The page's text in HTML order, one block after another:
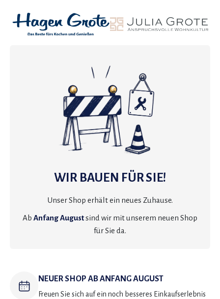
WIR BAUEN FÜR SIE!
Unser Shop erhält ein neues Zuhause.
Ab Anfang Augustsind wir mit unserem neuen Shop
für Sie da.
NEUER SHOP AB ANFANG AUGUST
Freuen Sie sich auf ein noch besseres Einkaufserlebnis